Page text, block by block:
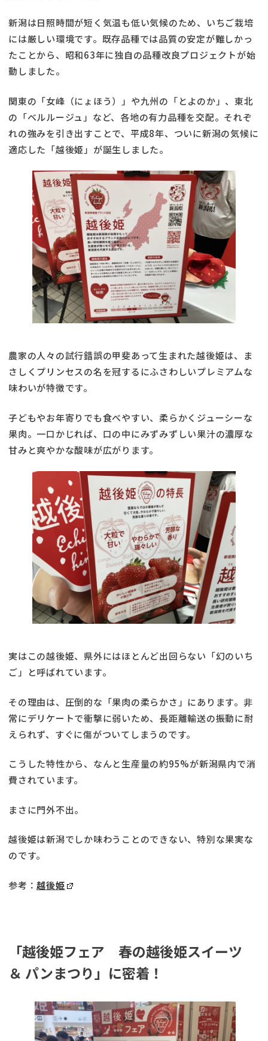
新潟は日照時間が短く気温も低い気候のため、いちご栽培
には厳しい環境です。既存品種では品質の安定が難しかっ
たことから、昭和63年に独自の品種改良プロジェクトが始
動しました。
関東の「女峰（にょほう）」や九州の「とよのか」、東北
の「ベルルージュ」など、各地の有力品種を交配。それぞ
れの強みを引き出すことで、平成8年、ついに新潟の気候に
適応した「越後姫」が誕生しました。
農家の人々の試行錯誤の甲斐あって生まれた越後姫は、ま
さしくプリンセスの名を冠するにふさわしいプレミアムな
味わいが特徴です。
子どもやお年寄りでも食べやすい、柔らかくジューシーな
果肉。一口かじれば、口の中にみずみずしい果汁の濃厚な
甘みと爽やかな酸味が広がります。
実はこの越後姫、県外にはほとんど出回らない「幻のいち
ご」と呼ばれています。
その理由は、圧倒的な「果肉の柔らかさ」にあります。非
常にデリケートで衝撃に弱いため、長距離輸送の振動に耐
えられず、すぐに傷がついてしまうのです。
こうした特性から、なんと生産量の約95%が新潟県内で消
費されています。
まさに門外不出。
越後姫は新潟でしか味わうことのできない、特別な果実な
のです。
参考：越後姫
「越後姫フェア 春の越後姫スイーツ
＆ パンまつり」に密着！